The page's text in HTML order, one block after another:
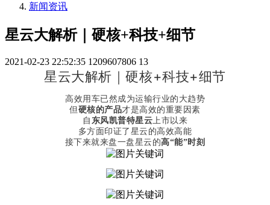
新闻资讯
星云大解析｜硬核+科技+细节
2021-02-23 22:52:35 1209607806 13
星云大解析｜硬核+科技+细节
高效用车已然成为运输行业的大趋势
但硬核的产品才是高效的重要因素
自 东风凯普特星云上市以来
多方面印证了星云的高效高能
接下来就来盘一盘星云的高“能”时刻